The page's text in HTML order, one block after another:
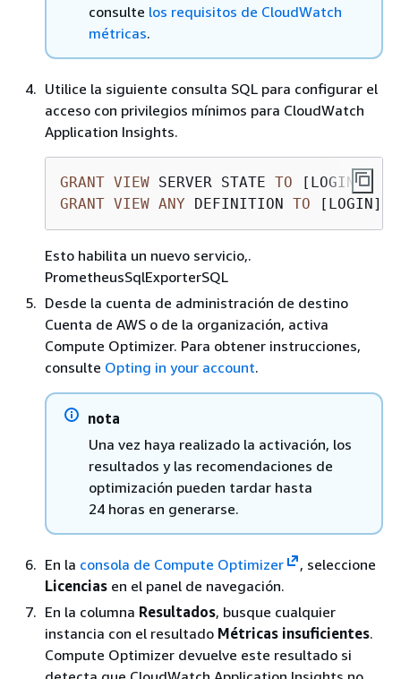
consulte los requisitos de CloudWatch
métricas.
Utilice la siguiente consulta SQL para configurar el
acceso con privilegios mínimos para CloudWatch
Application Insights.
GRANT VIEW SERVER STATE TO
GRANT VIEW ANY DEFINITION TO [LOGIN];
Esto habilita un nuevo servicio,.
PrometheusSqlExporterSQL
Desde la cuenta de administración de destino
Cuenta de AWS o de la organización, activa
Compute Optimizer. Para obtener instrucciones,
consulte Opting in your account.
nota
Una vez haya realizado la activación, los
resultados y las recomendaciones de
optimización pueden tardar hasta
24 horas en generarse.
En la consola de Compute Optimizer
, seleccione
Licencias en el panel de navegación.
En la columna Resultados, busque cualquier
instancia con el resultado Métricas insuficientes.
Compute Optimizer devuelve este resultado si